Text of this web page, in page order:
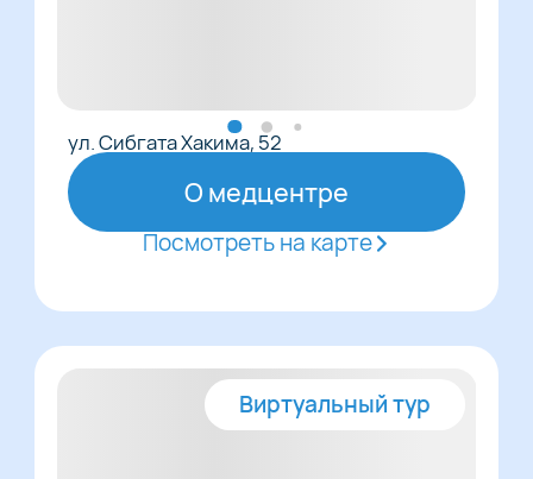
ул. Сибгата Хакима, 52
О медцентре
Посмотреть на карте
Виртуальный тур